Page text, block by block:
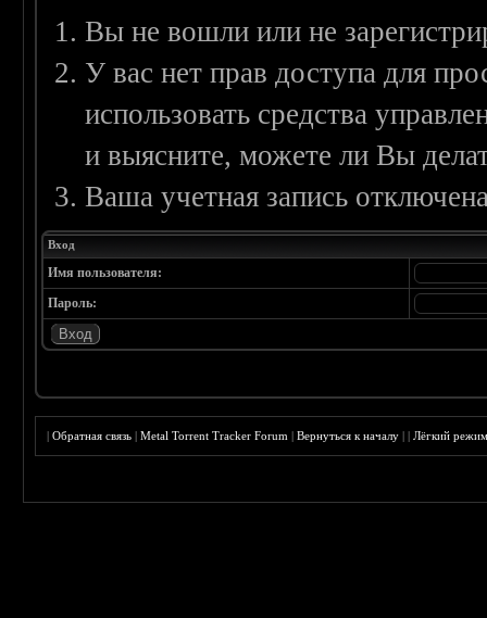
Вы не вошли или не
У вас нет прав доступа для
использовать средства
и выясните, можете ли Вы
Ваша учетная запись
Вход
Имя пользователя:
Пароль:
|Обратная связь |Metal Torrent Tracker Forum |Вернуться к началу ||Лёгкий